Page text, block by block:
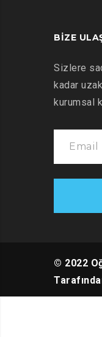
BIZE
Sizlere
kadar
kurumsal
© 2022